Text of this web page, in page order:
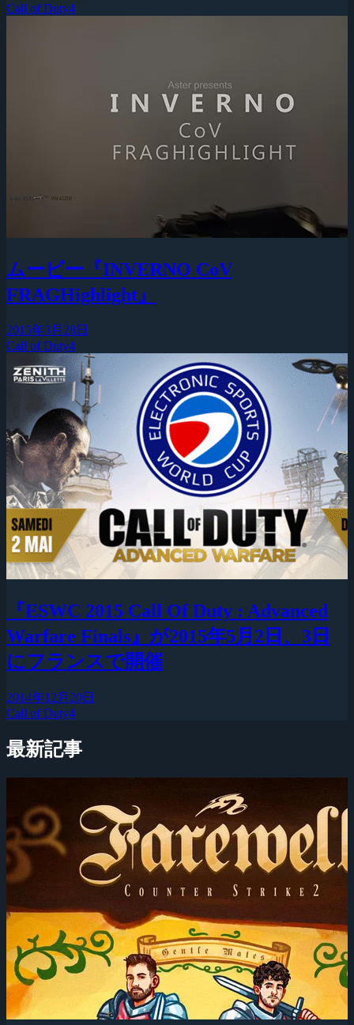
Call of Duty4
ムービー『INVERNO CoV
FRAGHighlight』
2015年3月28日
Call of Duty4
『ESWC 2015 Call Of Duty : Advanced
Warfare Finals』が2015年5月2日、3日
にフランスで開催
2014年12月20日
Call of Duty4
最新記事